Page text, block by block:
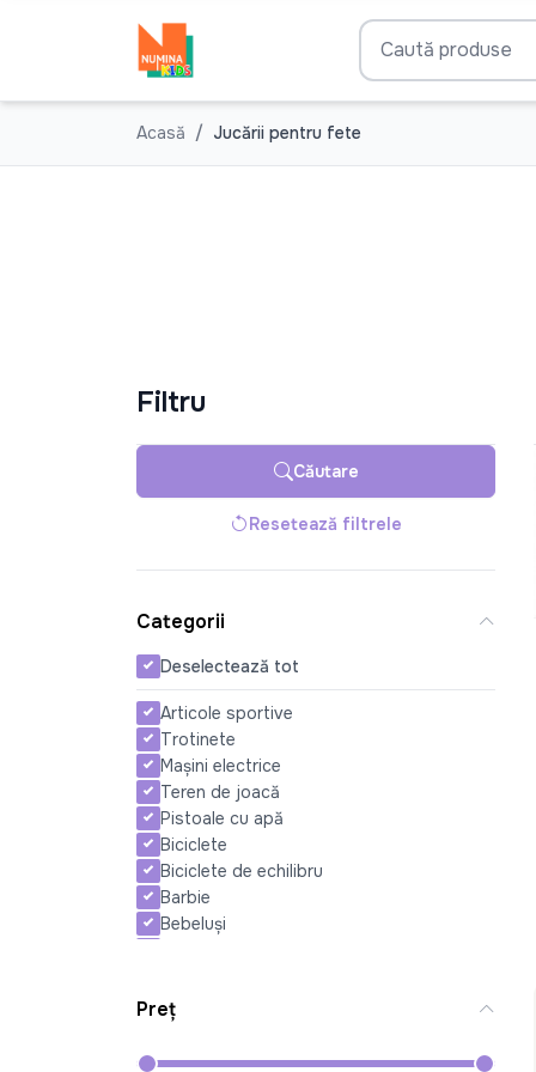
Acasă Jucării pentru fete
Filtru
Căutare
Resetează filtrele
Categorii
Deselectează tot
Articole sportive
Trotinete
Mașini electrice
Teren de joacă
Pistoale cu apă
Biciclete
Biciclete de echilibru
Barbie
Bebeluși
Camioane şi autospeciale
Piscine
Maşini
Preț